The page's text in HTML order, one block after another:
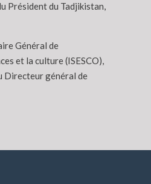
Président du Tadjikistan,
Général de
et la culture (ISESCO),
Directeur général de